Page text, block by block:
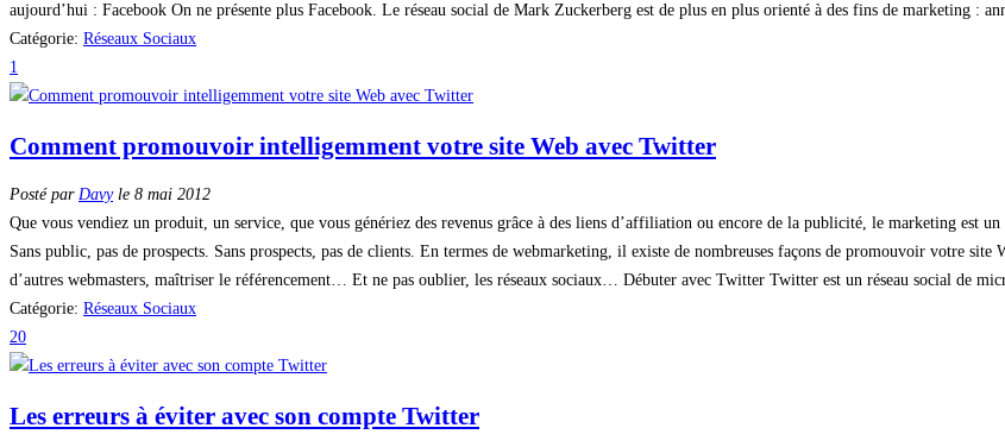
aujourd’hui : Facebook On ne présente plus Facebook. Le réseau social de Mark Zuckerberg est de plus en plus orienté à des fins de marketing :
Catégorie: Réseaux Sociaux
1
Comment promouvoir intelligemment votre site Web avec Twitter
Posté par Davyle 8 mai 2012
Que vous vendiez un produit, un service, que vous génériez des revenus grâce à des liens d’affiliation ou encore de la publicité, le marketing est
Sans public, pas de prospects. Sans prospects, pas de clients. En termes de webmarketing, il existe de nombreuses façons de promouvoir votre
d’autres webmasters, maîtriser le référencement… Et ne pas oublier, les réseaux sociaux… Débuter avec Twitter Twitter est un réseau social de
Catégorie: Réseaux Sociaux
20
Les erreurs à éviter avec son compte Twitter